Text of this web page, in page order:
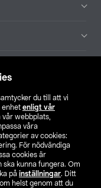
du till att vi
enhet enligt vår
webbplats,
våra
av cookies:
För nödvändiga
cookies är
kunna fungera. Om
på inställningar. Ditt
helst genom att du